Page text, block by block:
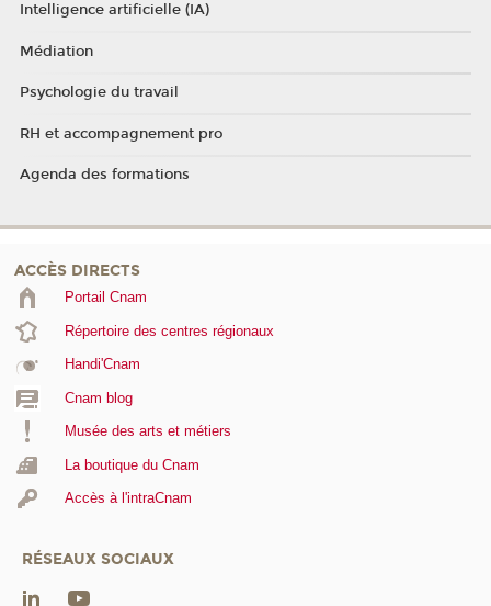
Intelligence artificielle (IA)
Médiation
Psychologie du travail
RH et accompagnement pro
Agenda des formations
ACCÈS DIRECTS
Portail Cnam
Répertoire des centres régionaux
Handi'Cnam
Cnam blog
Musée des arts et métiers
La boutique du Cnam
Accès à l'intraCnam
RÉSEAUX SOCIAUX